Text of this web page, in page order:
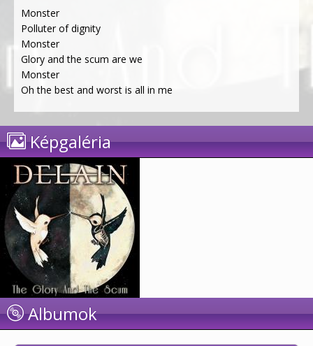
Monster
Polluter of dignity
Monster
Glory and the scum are we
Monster
Oh the best and worst is all in me
Képgaléria
Albumok